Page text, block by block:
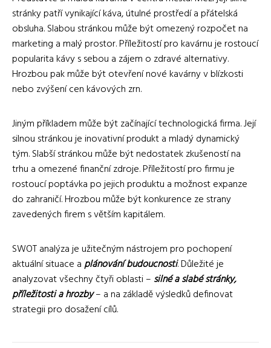
stránky patří vynikající káva, útulné prostředí a přátelská
obsluha. Slabou stránkou může být omezený rozpočet na
marketing a malý prostor. Příležitostí pro kavárnu je rostoucí
popularita kávy s sebou a zájem o zdravé alternativy.
Hrozbou pak může být otevření nové kavárny v blízkosti
nebo zvýšení cen kávových zrn.
Jiným příkladem může být začínající technologická firma. Její
silnou stránkou je inovativní produkt a mladý dynamický
tým. Slabší stránkou může být nedostatek zkušeností na
trhu a omezené finanční zdroje. Příležitostí pro firmu je
rostoucí poptávka po jejich produktu a možnost expanze
do zahraničí. Hrozbou může být konkurence ze strany
zavedených firem s větším kapitálem.
SWOT analýza je užitečným nástrojem pro pochopení
aktuální situace aplánování budoucnosti. Důležité je
analyzovat všechny čtyři oblasti – silné a slabé stránky,
příležitosti a hrozby– a na základě výsledků definovat
strategii pro dosažení cílů.